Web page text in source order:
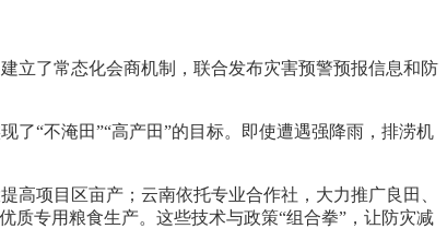
立了常态化会商机制，联合发布灾害预警预报信息和防
“不淹田”“高产田”的目标。即使遭遇强降雨，排涝机
项目区亩产；云南依托专业合作社，大力推广良田、
质专用粮食生产。这些技术与政策“组合拳”，让防灾减